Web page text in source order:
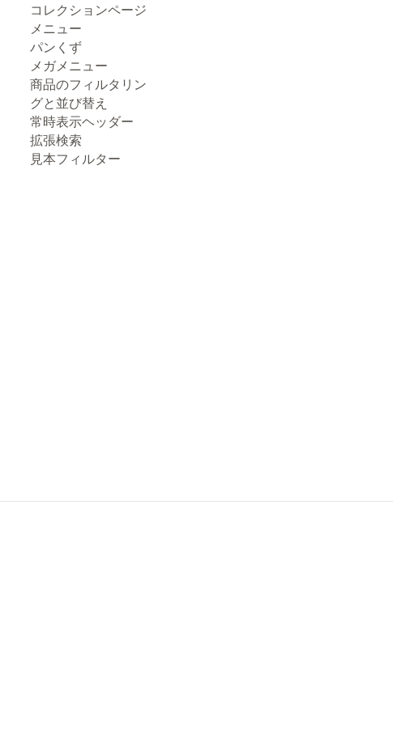
コレクションページ
メニュー
パンくず
メガメニュー
商品のフィルタリン
グと並び替え
常時表示ヘッダー
拡張検索
見本フィルター